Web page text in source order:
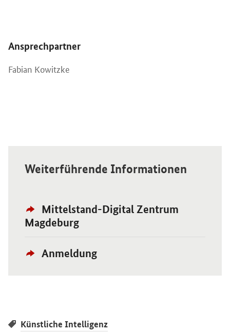
Ansprechpartner
Fabian Kowitzke
Öffnet Einzelsicht
Weiterführende Informationen
Externer
Link:
Mittelstand-Digital Zentrum
Magdeburg
Öffnet Einzelsicht
Externer
Anmeldung
Öffnet Einzelsicht
Künstliche Intelligenz